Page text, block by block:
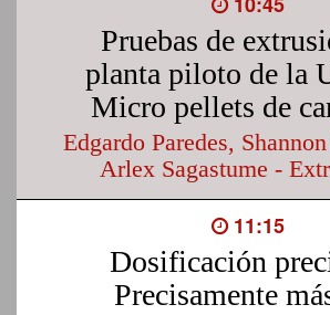
Pruebas de
planta piloto de la
Micro pellets de
Edgardo Paredes,
Arlex Sagastume -
11:15
Dosificación
Precisamente